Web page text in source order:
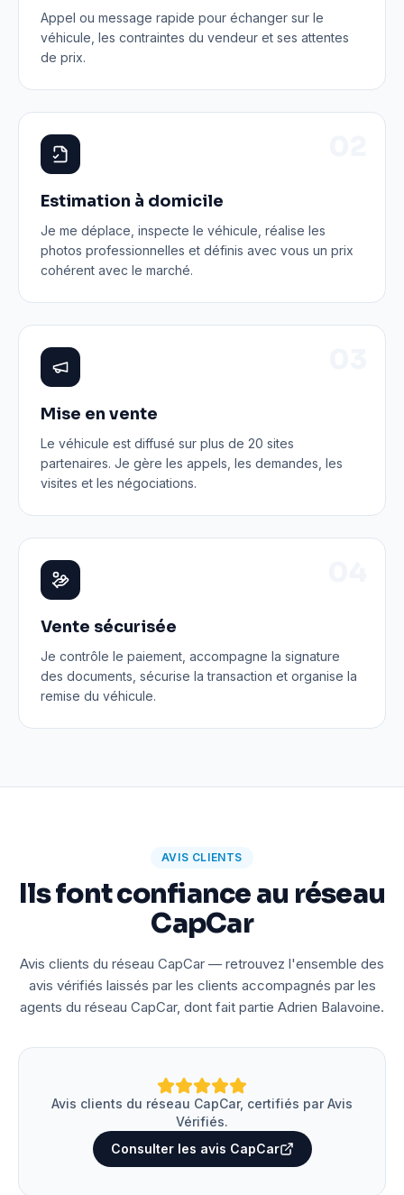
Appel ou message rapide pour échanger sur le
véhicule, les contraintes du vendeur et ses attentes
de prix.
Estimation à domicile
Je me déplace, inspecte le véhicule, réalise les
photos professionnelles et définis avec vous un prix
cohérent avec le marché.
Mise en vente
Le véhicule est diffusé sur plus de 20 sites
partenaires. Je gère les appels, les demandes, les
visites et les négociations.
Vente sécurisée
Je contrôle le paiement, accompagne la signature
des documents, sécurise la transaction et organise la
remise du véhicule.
AVIS CLIENTS
Ils font confiance au réseau
CapCar
Avis clients du réseau CapCar — retrouvez l'ensemble des
avis vérifiés laissés par les clients accompagnés par les
agents du réseau CapCar, dont fait partie Adrien Balavoine.
Avis clients du réseau CapCar, certifiés par Avis
Vérifiés.
Consulter les avis CapCar